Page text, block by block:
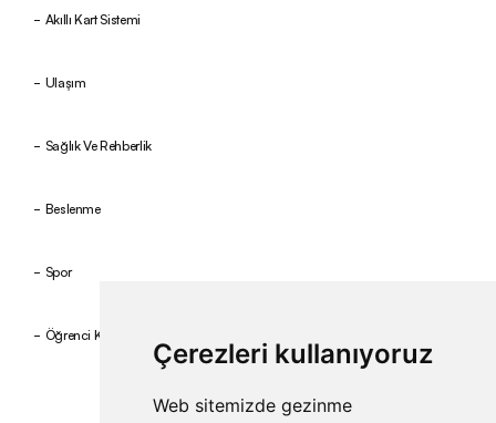
Çerezleri kullanıyoruz
Web sitemizde gezinme
Akıllı Kart Sistemi
Ulaşım
Sağlık Ve Rehberlik
Beslenme
Spor
Öğrenci Kulüpleri